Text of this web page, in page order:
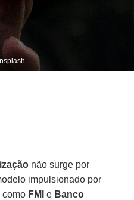
não surge por
impulsionado por
como FMI e Banco